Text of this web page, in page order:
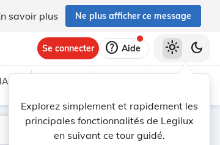
savoir plus Ne plus afficher ce message
Se connecter help Aide
Explorez simplement et rapidement les
principales fonctionnalités de Legilux
en suivant ce tour guidé.
light_mode dark_mode
C
Lancer la recherche
Filtres